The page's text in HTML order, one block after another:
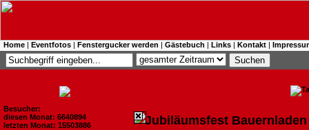
Home | Eventfotos | Fenstergucker werden | Gästebuch | Links | Kontakt |
Besucher:
diesen Monat: 6640894
letzten Monat: 15503886
Jubiläumsfest